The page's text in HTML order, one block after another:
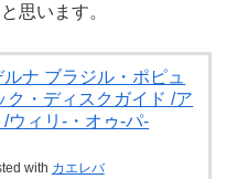
思います。
ナ ブラジル・ポピュ
ク・ディスクガイド /ア
/ウィリ-・オゥ-パ-
with カエレバ